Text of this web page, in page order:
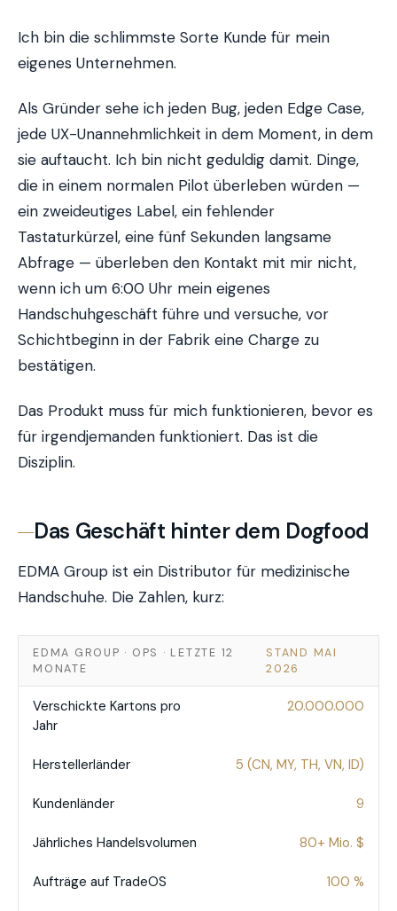
Ich bin die schlimmste Sorte Kunde für mein
eigenes Unternehmen.
Als Gründer sehe ich jeden Bug, jeden Edge Case,
jede UX-Unannehmlichkeit in dem Moment, in dem
sie auftaucht. Ich bin nicht geduldig damit. Dinge,
die in einem normalen Pilot überleben würden —
ein zweideutiges Label, ein fehlender
Tastaturkürzel, eine fünf Sekunden langsame
Abfrage — überleben den Kontakt mit mir nicht,
wenn ich um 6:00 Uhr mein eigenes
Handschuhgeschäft führe und versuche, vor
Schichtbeginn in der Fabrik eine Charge zu
bestätigen.
Das Produkt muss für mich funktionieren, bevor es
für irgendjemanden funktioniert. Das ist die
Disziplin.
Das Geschäft hinter dem Dogfood
EDMA Group ist ein Distributor für medizinische
Handschuhe. Die Zahlen, kurz:
EDMA GROUP · OPS · LETZTE 12
MONATE
STAND MAI
2026
Verschickte Kartons pro
Jahr
20.000.000
Herstellerländer 5 (CN, MY, TH, VN, ID)
Kundenländer 9
Jährliches Handelsvolumen 80+ Mio. $
Aufträge auf TradeOS 100 %